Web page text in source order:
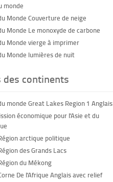
monde
Monde Couverture de neige
Monde Le monoxyde de carbone
Monde vierge à imprimer
Monde lumières de nuit
des continents
monde Great Lakes Region 1 Anglais
économique pour l'Asie et du
arctique politique
des Grands Lacs
du Mékong
De l'Afrique Anglais avec relief